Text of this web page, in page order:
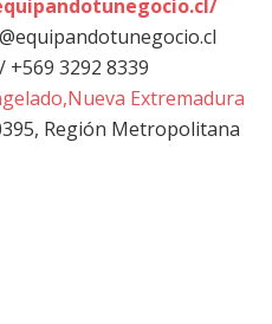
+569 3292 8339
Extremadura
Región Metropolitana